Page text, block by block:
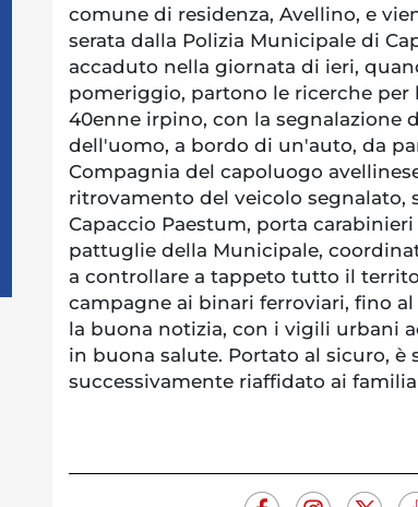
comune di residenza, Avellino, e
serata dalla Polizia Municipale di
accaduto nella giornata di ieri,
pomeriggio, partono le ricerche per
40enne irpino, con la segnalazione
dell'uomo, a bordo di un'auto, da
Compagnia del capoluogo
ritrovamento del veicolo
Capaccio Paestum, porta
pattuglie della Municipale,
a controllare a tappeto tutto il
campagne ai binari ferroviari, fino
la buona notizia, con i vigili urbani
in buona salute. Portato al sicuro, è
successivamente riaffidato ai